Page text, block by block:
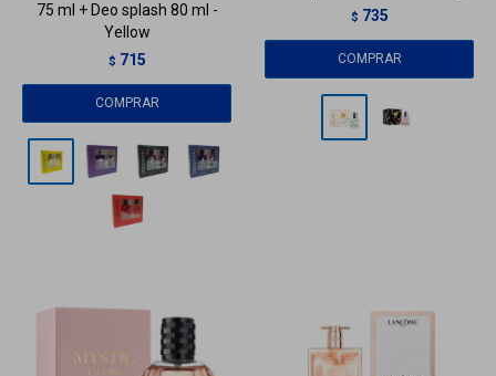
75 ml + Deo splash 80 ml -
Yellow
$ 715
$ 735